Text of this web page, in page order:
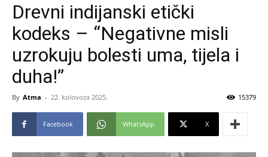
Drevni indijanski etički
kodeks – “Negativne misli
uzrokuju bolesti uma, tijela i
duha!”
By Atma - 22. kolovoza 2025. 15379
Facebook WhatsApp X